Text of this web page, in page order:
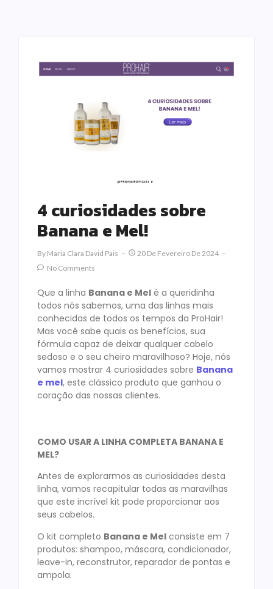
4 curiosidades sobre
Banana e Mel!
By Maria Clara David Pais
20 De Fevereiro De 2024
No Comments
Que a linha Banana e Mel é a queridinha
todos nós sabemos, uma das linhas mais
conhecidas de todos os tempos da ProHair!
Mas você sabe quais os benefícios, sua
fórmula capaz de deixar qualquer cabelo
sedoso e o seu cheiro maravilhoso? Hoje, nós
vamos mostrar 4 curiosidades sobre Banana
e mel, este clássico produto que ganhou o
coração das nossas clientes.
COMO USAR A LINHA COMPLETA BANANA E
MEL?
Antes de explorarmos as curiosidades desta
linha, vamos recapitular todas as maravilhas
que este incrível kit pode proporcionar aos
seus cabelos.
O kit completo Banana e Mel consiste em 7
produtos: shampoo, máscara, condicionador,
leave-in, reconstrutor, reparador de pontas e
ampola.